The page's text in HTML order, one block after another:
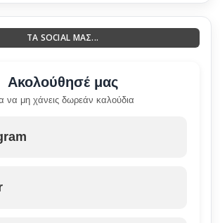
ΤΑ SOCIAL ΜΑΣ...
Ακολούθησέ μας
να μη χάνεις δωρεάν καλούδια